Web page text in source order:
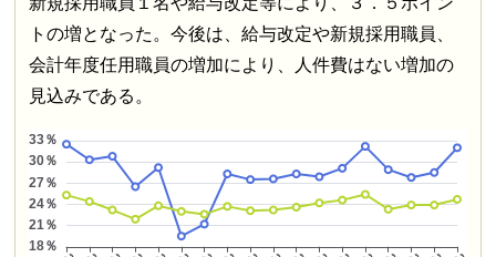
トの増となった。今後は、給与改定や新規採用職員、
会計年度任用職員の増加により、人件費はない増加の
見込みである。